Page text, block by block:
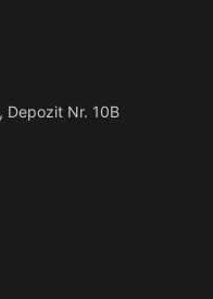
Depozit Nr. 10B